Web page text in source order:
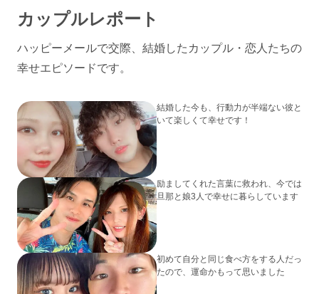
カップルレポート
ハッピーメールで交際、結婚したカップル・恋人たちの
幸せエピソードです。
結婚した今も、行動力が半端ない彼と
いて楽しくて幸せです！
励ましてくれた言葉に救われ、今では
旦那と娘3人で幸せに暮らしています
初めて自分と同じ食べ方をする人だっ
たので、運命かもって思いました